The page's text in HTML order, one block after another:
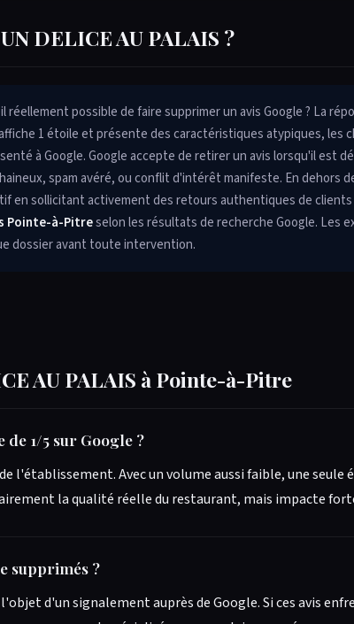
DELICE AU PALAIS ?
possible de faire supprimer un avis Google ? La
1 étoile et présente des caractéristiques atypiques, les
à Google. Google accepte de retirer un avis lorsqu'il est
spam avéré, ou conflit d'intérêt manifeste. En dehors
en sollicitant activement des retours authentiques de
Pointe-à-Pitreselon les résultats de recherche Google. Les
dossier avant toute intervention.
AU PALAIS à Pointe-à-Pitre
1/5 sur Google ?
l'établissement. Avec un volume aussi faible, une seule
la qualité réelle du restaurant, mais impacte
supprimés ?
d'un signalement auprès de Google. Si ces avis